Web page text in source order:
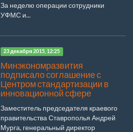
За неделю операции сотрудники
УФМС и...
23 декабря 2015, 12:25
Минэкономразвития
подписало соглашение с
Центром стандартизации в
инновационной сфере
Заместитель председателя краевого
правительства Ставрополья Андрей
Мурга, генеральный директор